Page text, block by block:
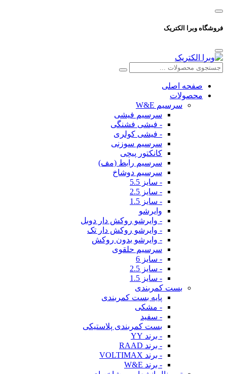
فروشگاه وبرا الکتریک
صفحه اصلی
محصولات
سرسیم W&E
سرسیم فیشی
- فیشی فشنگی
- فیشی کولری
سرسیم سوزنی
کانکتور پیچی
سرسیم رابط (مف)
سرسیم دوشاخ
- سایز 5.5
- سایز 2.5
- سایز 1.5
وایرشو
- وایرشو روکش دار دوبل
- وایرشو روکش دار تک
- وایرشو بدون روکش
سرسیم حلقوی
- سایز 6
- سایز 2.5
- سایز 1.5
بست کمربندی
پایه بست کمربندی
- مشکی
- سفید
بست کمربندی پلاستیکی
- برند YY
- برند RAAD
- برند VOLTIMAX
- برند W&E